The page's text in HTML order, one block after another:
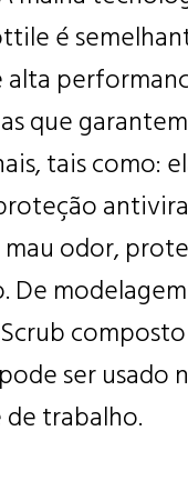
é
alta
que
tais como:
odor,
De
ser usado
trabalho.